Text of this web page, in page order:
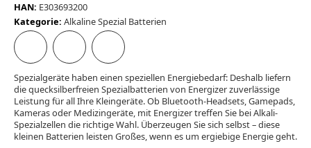
HAN: E303693200
Kategorie: Alkaline Spezial Batterien
Spezialgeräte haben einen speziellen Energiebedarf: Deshalb liefern
die quecksilberfreien Spezialbatterien von Energizer zuverlässige
Leistung für all Ihre Kleingeräte. Ob Bluetooth-Headsets, Gamepads,
Kameras oder Medizingeräte, mit Energizer treffen Sie bei Alkali-
Spezialzellen die richtige Wahl. Überzeugen Sie sich selbst – diese
kleinen Batterien leisten Großes, wenn es um ergiebige Energie geht.